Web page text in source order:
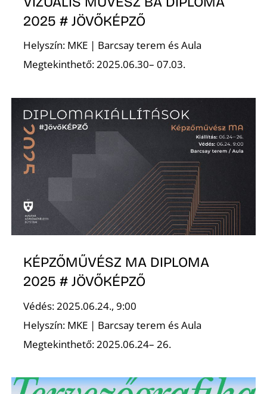
2025 # JÖVŐKÉPZŐ
Helyszín: MKE | Barcsay terem és Aula
Megtekinthető: 2025.06.30– 07.03.
KÉPZŐMŰVÉSZ MA DIPLOMA
2025 # JÖVŐKÉPZŐ
Védés: 2025.06.24., 9:00
Helyszín: MKE | Barcsay terem és Aula
Megtekinthető: 2025.06.24– 26.